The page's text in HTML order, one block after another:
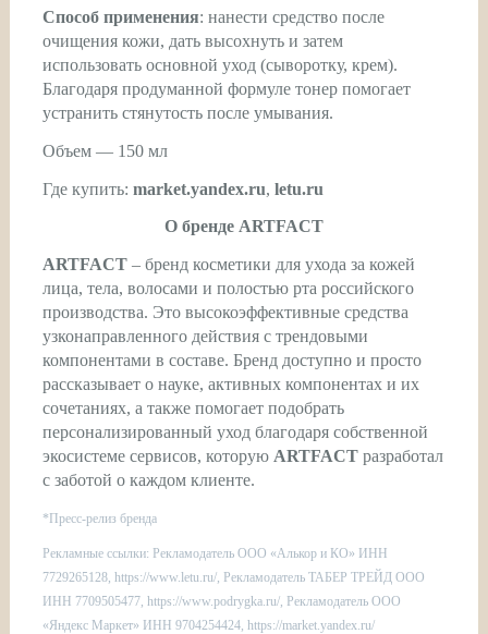
Способ применения: нанести средство после
очищения кожи, дать высохнуть и затем
использовать основной уход (сыворотку, крем).
Благодаря продуманной формуле тонер помогает
устранить стянутость после умывания.
Объем — 150 мл
Где купить: market.yandex.ru, letu.ru
О бренде ARTFACT
ARTFACT– бренд косметики для ухода за кожей
лица, тела, волосами и полостью рта российского
производства. Это высокоэффективные средства
узконаправленного действия с трендовыми
компонентами в составе. Бренд доступно и просто
рассказывает о науке, активных компонентах и их
сочетаниях, а также помогает подобрать
персонализированный уход благодаря собственной
экосистеме сервисов, которую ARTFACTразработал
с заботой о каждом клиенте.
*Пресс-релиз бренда
Рекламные ссылки: Рекламодатель ООО «Алькор и КО» ИНН
7729265128, https://www.letu.ru/, Рекламодатель ТАБЕР ТРЕЙД ООО
ИНН 7709505477, https://www.podrygka.ru/, Рекламодатель ООО
«Яндекс Маркет» ИНН 9704254424, https://market.yandex.ru/